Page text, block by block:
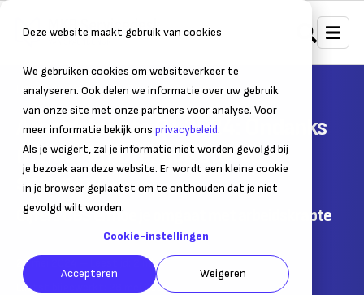
Deze website maakt gebruik van cookies
We gebruiken cookies om websiteverkeer te
analyseren. Ook delen we informatie over uw gebruik
van onze site met onze partners voor analyse. Voor
meer informatie bekijk ons privacybeleid.
Als je weigert, zal je informatie niet worden gevolgd bij
je bezoek aan deze website. Er wordt een kleine cookie
in je browser geplaatst om te onthouden dat je niet
gevolgd wilt worden.
Cookie-instellingen
Accepteren Weigeren
Home Nieuws Ondernemersnieuws
Arbeidskrapte Q1 2024: Ondanks
minder krapte, nog steeds
spanning
Cijfers CBS en hoe je omgaat met arbeidskrapte
21 mei 2024
min.
Laatst bijgewerkt:
28 mei 2024